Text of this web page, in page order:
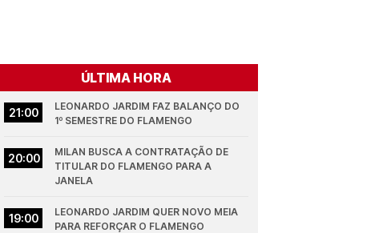
ÚLTIMA HORA
21:00
LEONARDO JARDIM FAZ BALANÇO DO
1º SEMESTRE DO FLAMENGO
20:00
MILAN BUSCA A CONTRATAÇÃO DE
TITULAR DO FLAMENGO PARA A
JANELA
19:00
LEONARDO JARDIM QUER NOVO MEIA
PARA REFORÇAR O FLAMENGO